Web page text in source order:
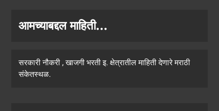
आमच्याबद्दल माहिती...
सरकारी नौकरी , खाजगी भरती इ. क्षेत्रातील माहिती देणारे मराठी
संकेतस्थळ.